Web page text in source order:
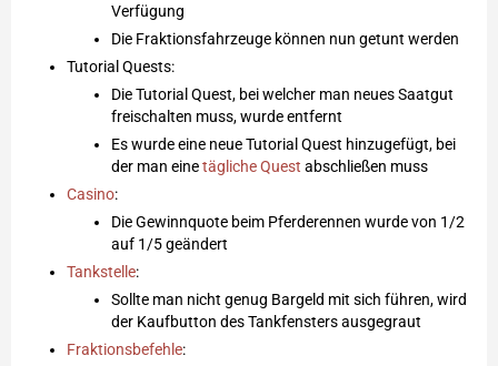
Verfügung
Die Fraktionsfahrzeuge können nun getunt werden
Tutorial Quests:
Die Tutorial Quest, bei welcher man neues Saatgut
freischalten muss, wurde entfernt
Es wurde eine neue Tutorial Quest hinzugefügt, bei
der man einetägliche Quest abschließen muss
Casino:
Die Gewinnquote beim Pferderennen wurde von 1/2
auf 1/5 geändert
Tankstelle:
Sollte man nicht genug Bargeld mit sich führen, wird
der Kaufbutton des Tankfensters ausgegraut
Fraktionsbefehle: